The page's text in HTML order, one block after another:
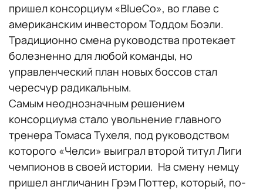
пришел консорциум «BlueCo», во главе с
американским инвестором Тоддом Боэли.
Традиционно смена руководства протекает
болезненно для любой команды, но
управленческий план новых боссов стал
чересчур радикальным.
Самым неоднозначным решением
консорциума стало увольнение главного
тренера Томаса Тухеля, под руководством
которого «Челси» выиграл второй титул Лиги
чемпионов в своей истории. На смену немцу
пришел англичанин Грэм Поттер, который, по-